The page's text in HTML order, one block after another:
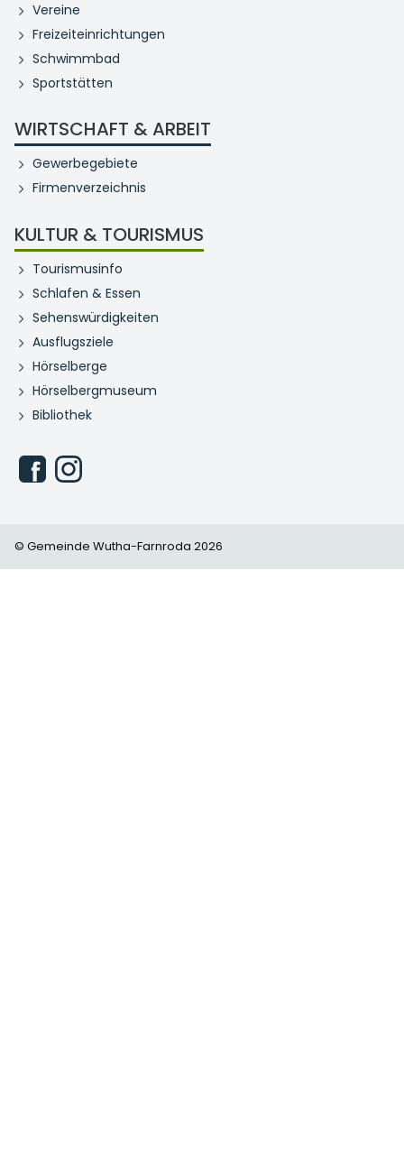
Vereine
Freizeiteinrichtungen
Schwimmbad
Sportstätten
WIRTSCHAFT & ARBEIT
Gewerbegebiete
Firmenverzeichnis
KULTUR & TOURISMUS
Tourismusinfo
Schlafen & Essen
Sehenswürdigkeiten
Ausflugsziele
Hörselberge
Hörselbergmuseum
Bibliothek
© Gemeinde Wutha-Farnroda 2026